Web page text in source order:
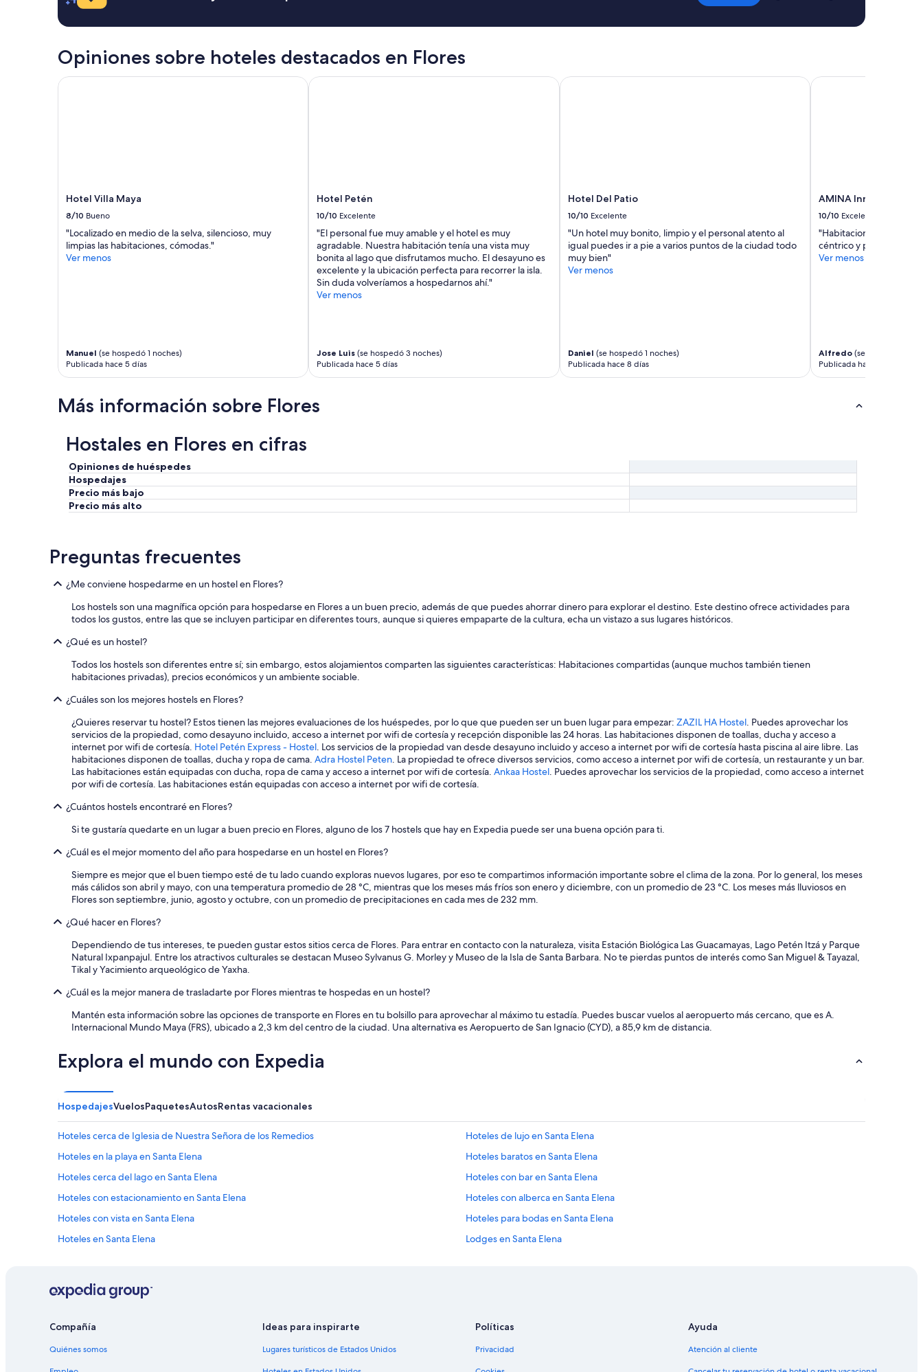
en
estancia
de
noche
están
sujetos
cambios.
Aplican
términos
Opiniones sobre hoteles destacados en Flores
Hotel Villa Maya
8/10 Bueno
"Localizado en medio de la selva, silencioso, muy
limpias las habitaciones, cómodas."
Ver menos
Manuel (se hospedó 1 noches)
Publicada hace 5 días
Hotel Villa Maya
Hotel Petén
10/10 Excelente
"El personal fue muy amable y el hotel es muy
agradable. Nuestra habitación tenía una vista muy
bonita al lago que disfrutamos mucho. El desayuno es
excelente y la ubicación perfecta para recorrer la isla.
Sin duda volveríamos a hospedarnos ahí."
Ver menos
Jose Luis (se hospedó 3 noches)
Publicada hace 5 días
Hotel Petén
Hotel Del Patio
10/10 Excelente
"Un hotel muy bonito, limpio y el personal atento al
igual puedes ir a pie a varios puntos de la ciudad todo
muy bien"
Ver menos
Daniel (se hospedó 1 noches)
Publicada hace 8 días
Hotel Del Patio
AMINA Inn
10/10 Excelente
"Habitacion limpia, aire
céntrico y personal
Ver menos
Alfredo(se hospedó 1
Publicada hace 9 días
AMINA Inn
Más información sobre Flores
Hostales en Flores en cifras
Opiniones de huéspedes
Hospedajes
Precio más bajo
Precio más alto
Preguntas frecuentes
¿Me conviene hospedarme en un hostel en Flores?
Los hostels son una magnífica opción para hospedarse en Flores a un buen precio, además de que puedes ahorrar dinero para explorar el destino. Este destino ofrece actividades para
todos los gustos, entre las que se incluyen participar en diferentes tours, aunque si quieres empaparte de la cultura, echa un vistazo a sus lugares históricos.
¿Qué es un hostel?
Todos los hostels son diferentes entre sí; sin embargo, estos alojamientos comparten las siguientes características: Habitaciones compartidas (aunque muchos también tienen
habitaciones privadas), precios económicos y un ambiente sociable.
¿Cuáles son los mejores hostels en Flores?
¿Quieres reservar tu hostel? Estos tienen las mejores evaluaciones de los huéspedes, por lo que que pueden ser un buen lugar para empezar: ZAZIL HA Hostel. Puedes aprovechar los
servicios de la propiedad, como desayuno incluido, acceso a internet por wifi de cortesía y recepción disponible las 24 horas. Las habitaciones disponen de toallas, ducha y acceso a
internet por wifi de cortesía. Hotel Petén Express - Hostel. Los servicios de la propiedad van desde desayuno incluido y acceso a internet por wifi de cortesía hasta piscina al aire libre. Las
habitaciones disponen de toallas, ducha y ropa de cama. Adra Hostel Peten. La propiedad te ofrece diversos servicios, como acceso a internet por wifi de cortesía, un restaurante y un bar.
Las habitaciones están equipadas con ducha, ropa de cama y acceso a internet por wifi de cortesía. Ankaa Hostel. Puedes aprovechar los servicios de la propiedad, como acceso a internet
por wifi de cortesía. Las habitaciones están equipadas con acceso a internet por wifi de cortesía.
¿Cuántos hostels encontraré en Flores?
Si te gustaría quedarte en un lugar a buen precio en Flores, alguno de los 7 hostels que hay en Expedia puede ser una buena opción para ti.
¿Cuál es el mejor momento del año para hospedarse en un hostel en Flores?
Siempre es mejor que el buen tiempo esté de tu lado cuando exploras nuevos lugares, por eso te compartimos información importante sobre el clima de la zona. Por lo general, los meses
más cálidos son abril y mayo, con una temperatura promedio de 28 °C, mientras que los meses más fríos son enero y diciembre, con un promedio de 23 °C. Los meses más lluviosos en
Flores son septiembre, junio, agosto y octubre, con un promedio de precipitaciones en cada mes de 232 mm.
¿Qué hacer en Flores?
Dependiendo de tus intereses, te pueden gustar estos sitios cerca de Flores. Para entrar en contacto con la naturaleza, visita Estación Biológica Las Guacamayas, Lago Petén Itzá y Parque
Natural Ixpanpajul. Entre los atractivos culturales se destacan Museo Sylvanus G. Morley y Museo de la Isla de Santa Barbara. No te pierdas puntos de interés como San Miguel & Tayazal,
Tikal y Yacimiento arqueológico de Yaxha.
¿Cuál es la mejor manera de trasladarte por Flores mientras te hospedas en un hostel?
Mantén esta información sobre las opciones de transporte en Flores en tu bolsillo para aprovechar al máximo tu estadía. Puedes buscar vuelos al aeropuerto más cercano, que es A.
Internacional Mundo Maya (FRS), ubicado a 2,3 km del centro de la ciudad. Una alternativa es Aeropuerto de San Ignacio (CYD), a 85,9 km de distancia.
Explora el mundo con Expedia
HospedajesVuelosPaquetesAutosRentas vacacionales
Hoteles cerca de Iglesia de Nuestra Señora de los Remedios
Hoteles de lujo en Santa Elena
Hoteles en la playa en Santa Elena
Hoteles baratos en Santa Elena
Hoteles cerca del lago en Santa Elena
Hoteles con bar en Santa Elena
Hoteles con estacionamiento en Santa Elena
Hoteles con alberca en Santa Elena
Hoteles con vista en Santa Elena
Hoteles para bodas en Santa Elena
Hoteles en Santa Elena
Lodges en Santa Elena
Hostales en La Ponderosa
Compañía
Quiénes somos
Ideas para inspirarte
Lugares turísticos de Estados Unidos
Políticas
Privacidad
Ayuda
Atención al cliente